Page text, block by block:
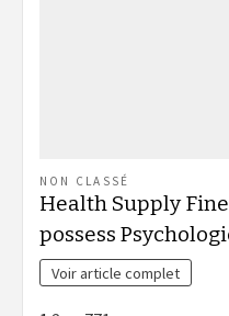
NON CLASSÉ
Health Supply
possess
Voir article complet